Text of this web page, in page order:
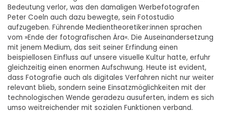
Bedeutung verlor, was den damaligen Werbefotografen
Peter Coeln auch dazu bewegte, sein Fotostudio
aufzugeben. Führende Medientheoretiker:innen sprachen
vom »Ende der fotografischen Ära«. Die Auseinandersetzung
mit jenem Medium, das seit seiner Erfindung einen
beispiellosen Einfluss auf unsere visuelle Kultur hatte, erfuhr
gleichzeitig einen enormen Aufschwung. Heute ist evident,
dass Fotografie auch als digitales Verfahren nicht nur weiter
relevant blieb, sondern seine Einsatzmöglichkeiten mit der
technologischen Wende geradezu ausuferten, indem es sich
umso weitreichender mit sozialen Funktionen verband.